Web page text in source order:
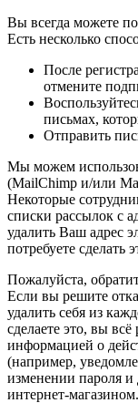
Вы всегда можете
Есть несколько
После
отмените
письмах,
Отправить
Мы можем
(MailChimp и/или
Некоторые
списки рассылок с
удалить Ваш адрес
потребуете сделать
Пожалуйста,
Если вы решите
удалить себя из
сделаете это, вы
информацией о
(например,
изменении пароля и
интернет-магазином.